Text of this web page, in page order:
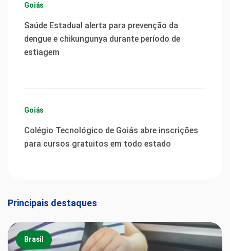
Goiás
Saúde Estadual alerta para prevenção da
dengue e chikungunya durante período de
estiagem
Goiás
Colégio Tecnológico de Goiás abre inscrições
para cursos gratuitos em todo estado
Principais destaques
Brasil